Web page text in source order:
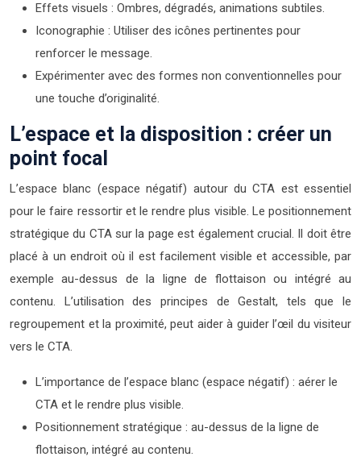
Effets visuels : Ombres, dégradés, animations subtiles.
Iconographie : Utiliser des icônes pertinentes pour
renforcer le message.
Expérimenter avec des formes non conventionnelles pour
une touche d’originalité.
L’espace et la disposition : créer un
point focal
L’espace blanc (espace négatif) autour du CTA est essentiel
pour le faire ressortir et le rendre plus visible. Le positionnement
stratégique du CTA sur la page est également crucial. Il doit être
placé à un endroit où il est facilement visible et accessible, par
exemple au-dessus de la ligne de flottaison ou intégré au
contenu. L’utilisation des principes de Gestalt, tels que le
regroupement et la proximité, peut aider à guider l’œil du visiteur
vers le CTA.
L’importance de l’espace blanc (espace négatif) : aérer le
CTA et le rendre plus visible.
Positionnement stratégique : au-dessus de la ligne de
flottaison, intégré au contenu.